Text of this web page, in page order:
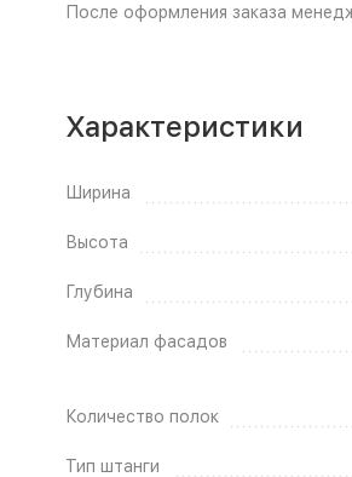
После оформления заказа
Характеристики
Ширина
Высота
Глубина
Материал фасадов
Количество полок
Тип штанги